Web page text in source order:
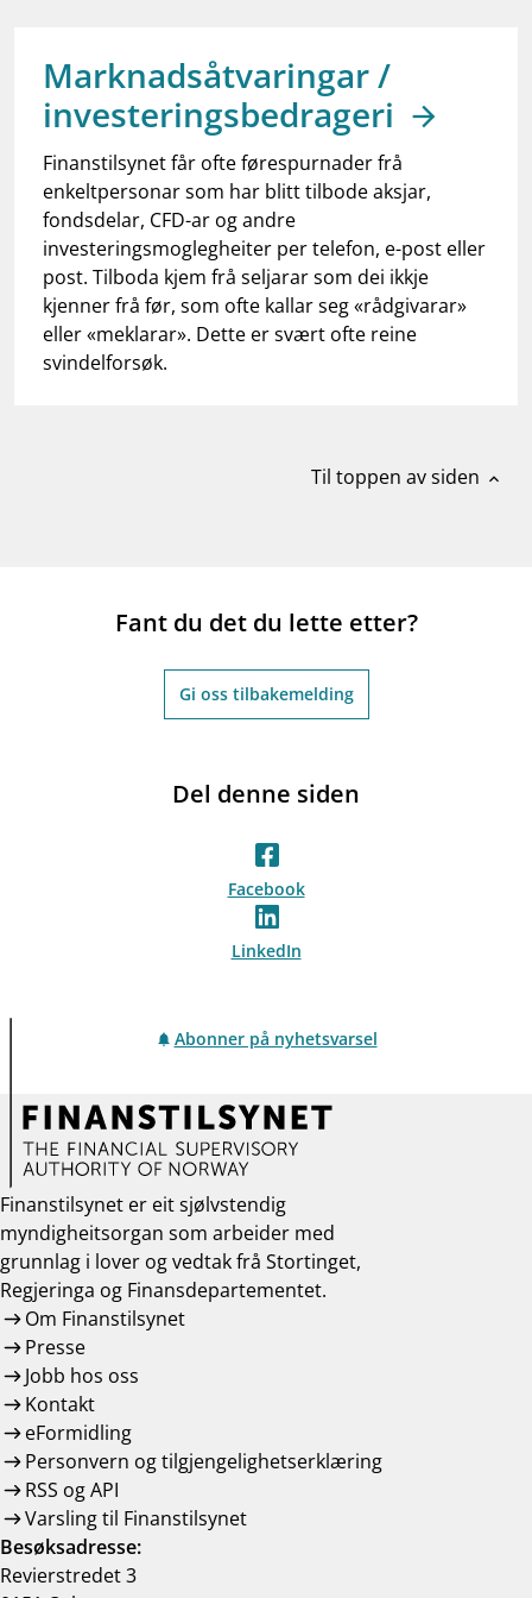
dashboardInformasjon for investorer
notifications_noneAbonner på nyhetsvarsel
Marknadsåtvaringar /
investeringsbedrageri
Finanstilsynet får ofte førespurnader frå
enkeltpersonar som har blitt tilbode aksjar,
fondsdelar, CFD-ar og andre
investeringsmoglegheiter per telefon, e-post eller
post. Tilboda kjem frå seljarar som dei ikkje
kjenner frå før, som ofte kallar seg «rådgivarar»
eller «meklarar». Dette er svært ofte reine
svindelforsøk.
Til toppen av siden expand_less
Fant du det du lette etter?
Gi oss tilbakemelding
Del denne siden
Facebook
LinkedIn
Abonner på nyhetsvarsel
Finanstilsynet er eit sjølvstendig
myndigheitsorgan som arbeider med
grunnlag i lover og vedtak frå Stortinget,
Regjeringa og Finansdepartementet.
Om Finanstilsynet
Presse
Jobb hos oss
Kontakt
eFormidling
Personvern og tilgjengelighetserklæring
RSS og API
Varsling til Finanstilsynet
Besøksadresse:
Revierstredet 3